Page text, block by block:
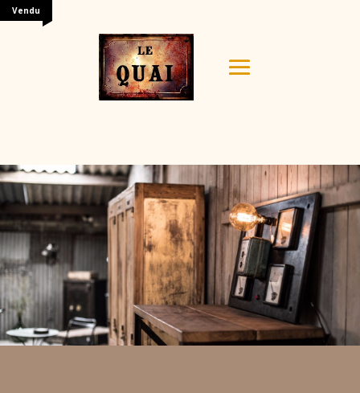
Vendu
Your content goes here. Edit or remove this text inline
or in the module Content settings. You can also style
every aspect of this content in the module Design
settings and even apply custom CSS to this text in the
module Advanced settings.